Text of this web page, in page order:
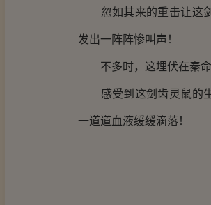
忽如其来的重击让这剑
发出一阵阵惨叫声！
不多时，这埋伏在秦命
感受到这剑齿灵鼠的生
一道道血液缓缓滴落！